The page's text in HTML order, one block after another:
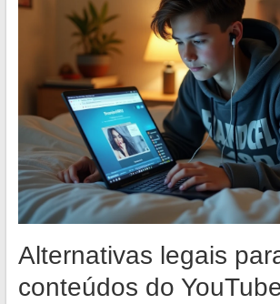
Alternativas legais
conteúdos do